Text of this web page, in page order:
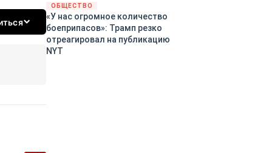
ОБЩЕСТВО
«У нас огромное количество
боеприпасов»: Трамп резко
отреагировал на публикацию
NYT